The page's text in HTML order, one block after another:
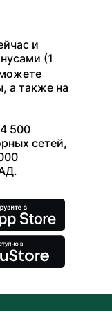
и
(1
а также на
500
сетей,